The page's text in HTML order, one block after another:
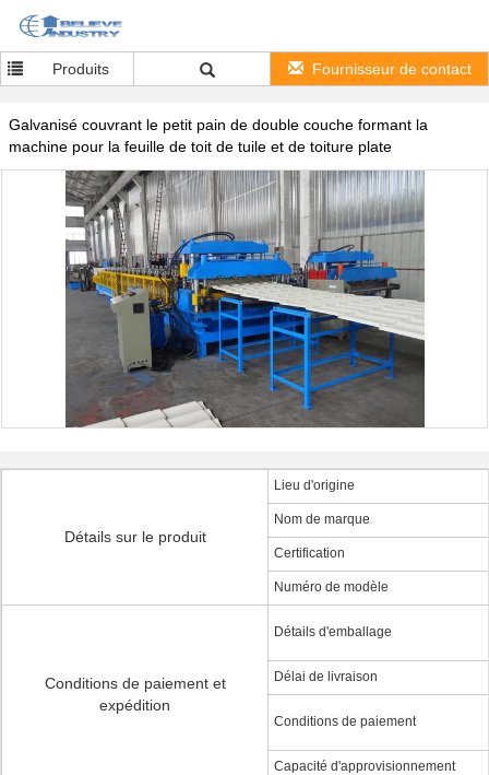
Produits Fournisseur de contact
Galvanisé couvrant le petit pain de double couche formant la
machine pour la feuille de toit de tuile et de toiture plate
Détails sur le produit
Lieu d'origine
Nom de marque
Certification
Numéro de modèle
Conditions de paiement et
expédition
Détails d'emballage
Délai de livraison
Conditions de paiement
Capacité d'approvisionnement